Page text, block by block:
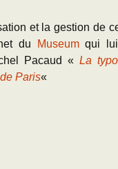
et la gestion de
du
Museumqui
Pacaud « La
Paris«